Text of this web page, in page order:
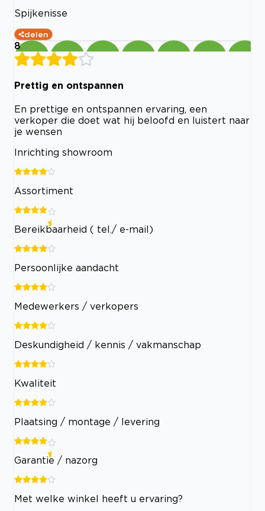
Spijkenisse
delen
8
Prettig en ontspannen
En prettige en ontspannen ervaring, een
verkoper die doet wat hij beloofd en luistert naar
je wensen
Inrichting showroom
Assortiment
Bereikbaarheid ( tel./ e-mail)
Persoonlijke aandacht
Medewerkers / verkopers
Deskundigheid / kennis / vakmanschap
Kwaliteit
Plaatsing / montage / levering
Garantie / nazorg
Met welke winkel heeft u ervaring?